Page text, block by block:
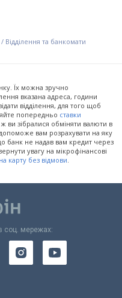
/ Відділення та банкомати
Їх можна зручно
вказана адреса, години
відділення, для того щоб
попередньо ставки
ви зібралися обміняти валюти в
допоможе вам розрахувати на яку
банк не надав вам кредит через
увагу на мікрофінансові
карту без відмови
соц. мережах: